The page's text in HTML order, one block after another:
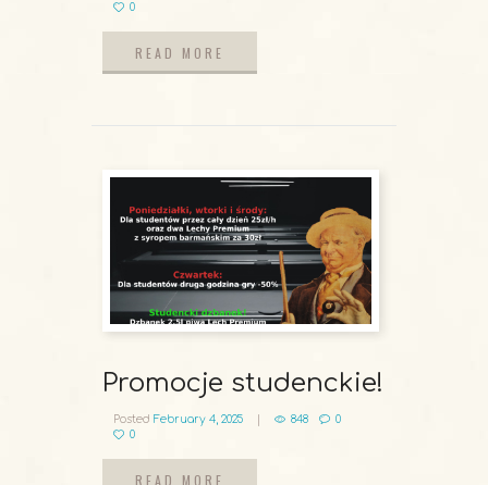
0
READ MORE
Promocje studenckie!
Posted February 4, 2025 848
0
0
READ MORE